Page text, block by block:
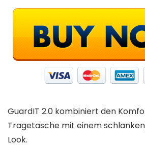
GuardIT 2.0 kombiniert den
Tragetasche mit einem
Look.